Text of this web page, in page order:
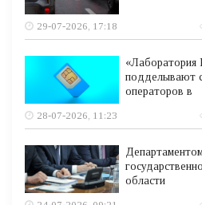
29-07-2026, 17:18
«Лаборатория
подделывают
операторов в
28-07-2026, 11:23
области